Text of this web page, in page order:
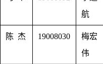
航
陈 杰 19008030
梅宏
伟